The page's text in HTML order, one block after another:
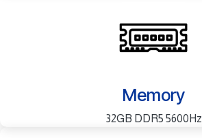
Memory
32GB DDR5 5600Hz